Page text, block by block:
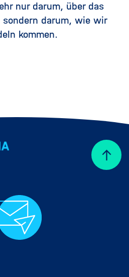
nur darum, über das
sondern darum, wie wir
kommen.